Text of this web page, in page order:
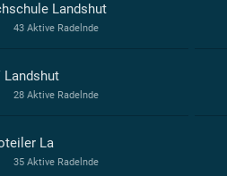
Landshut
43 Aktive Radelnde
Landshut
28 Aktive Radelnde
La
35 Aktive Radelnde